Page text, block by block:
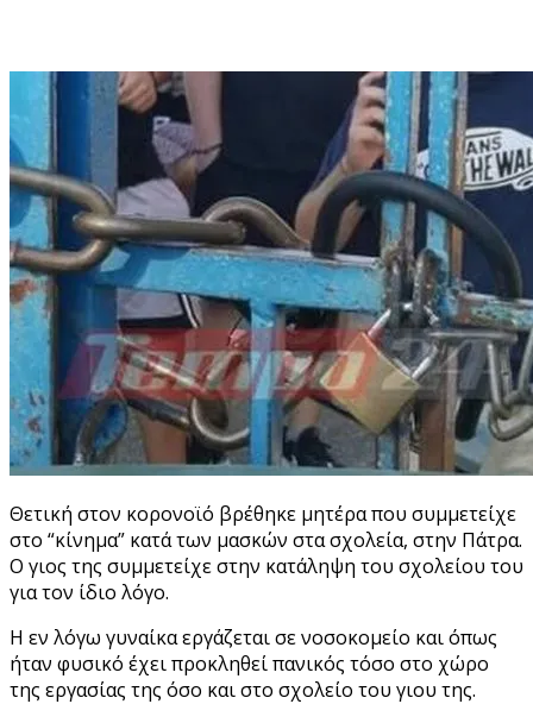
Θετική στον κορονοϊό βρέθηκε μητέρα που συμμετείχε
στο “κίνημα” κατά των μασκών στα σχολεία, στην Πάτρα.
Ο γιος της συμμετείχε στην κατάληψη του σχολείου του
για τον ίδιο λόγο.
Η εν λόγω γυναίκα εργάζεται σε νοσοκομείο και όπως
ήταν φυσικό έχει προκληθεί πανικός τόσο στο χώρο
της εργασίας της όσο και στο σχολείο του γιου της.